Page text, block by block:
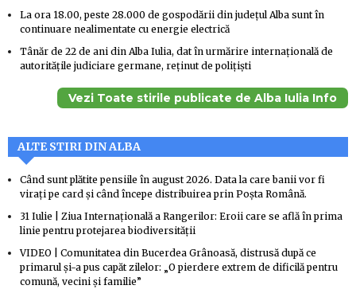
La ora 18.00, peste 28.000 de gospodării din județul Alba sunt în
continuare nealimentate cu energie electrică
Tânăr de 22 de ani din Alba Iulia, dat în urmărire internațională de
autoritățile judiciare germane, reținut de polițiști
Vezi Toate stirile publicate de Alba Iulia Info
ALTE STIRI DIN ALBA
Când sunt plătite pensiile în august 2026. Data la care banii vor fi
virați pe card și când începe distribuirea prin Poșta Română.
31 Iulie | Ziua Internațională a Rangerilor: Eroii care se află în prima
linie pentru protejarea biodiversității
VIDEO | Comunitatea din Bucerdea Grânoasă, distrusă după ce
primarul și-a pus capăt zilelor: „O pierdere extrem de dificilă pentru
comună, vecini și familie”